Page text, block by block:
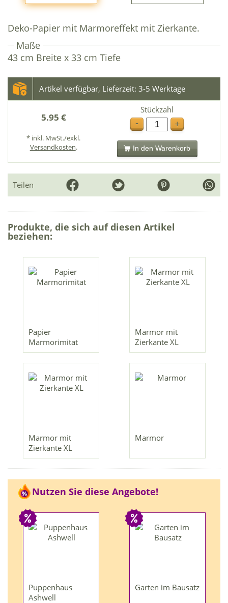
Deko-Papier mit Marmoreffekt mit Zierkante.
Maße
43 cm Breite x 33 cm Tiefe
Artikel verfügbar, Lieferzeit: 3-5 Werktage
5.95 €
* inkl. MwSt./exkl.
Versandkosten.
Stückzahl
-
+
In den Warenkorb
Teilen
Produkte, die sich auf diesen Artikel
beziehen:
Papier
Marmorimitat
Marmor mit
Zierkante XL
Marmor mit
Zierkante XL
Marmor
Nutzen Sie diese Angebote!
Puppenhaus
Ashwell
Garten im Bausatz